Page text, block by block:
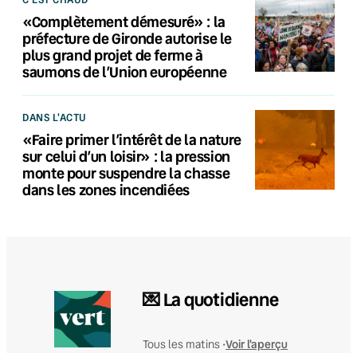
«Complètement démesuré» : la
préfecture de Gironde autorise le
plus grand projet de ferme à
saumons de l’Union européenne
DANS L'ACTU
«Faire primer l’intérêt de la nature
sur celui d’un loisir» : la pression
monte pour suspendre la chasse
dans les zones incendiées
💌 La quotidienne
Tous les matins •Voir l'aperçu